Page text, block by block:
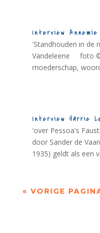
Interview Annemie
'Standhouden in de
Vandeleene foto
moederschap,
Interview Harrie
'over Pessoa's
door Sander de
1935) geldt als een
« VORIGE